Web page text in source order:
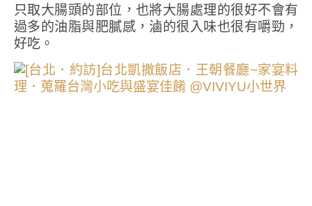
只取大腸頭的部位，也將大腸處理的很好不會有
過多的油脂與肥膩感，滷的很入味也很有嚼勁，
好吃。